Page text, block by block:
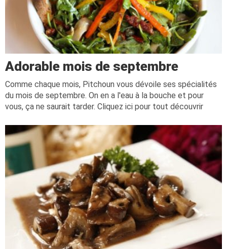
Adorable mois de septembre
Comme chaque mois, Pitchoun vous dévoile ses spécialités
du mois de septembre. On en a l'eau à la bouche et pour
vous, ça ne saurait tarder. Cliquez ici pour tout découvrir